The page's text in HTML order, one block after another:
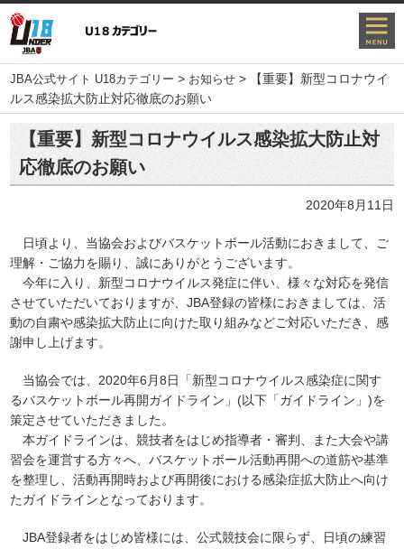
JBA公式サイト U18カテゴリー > お知らせ >
【重要】新型コロナウイ
ルス感染拡大防止対応徹底のお願い
【重要】新型コロナウイルス感染拡大防止対
応徹底のお願い
2020年8月11日
日頃より、当協会およびバスケットボール活動におきまして、ご
理解・ご協力を賜り、誠にありがとうございます。
今年に入り、新型コロナウイルス発症に伴い、様々な対応を発信
させていただいておりますが、JBA登録の皆様におきましては、活
動の自粛や感染拡大防止に向けた取り組みなどご対応いただき、感
謝申し上げます。
当協会では、2020年6月8日「新型コロナウイルス感染症に関す
るバスケットボール再開ガイドライン」(以下「ガイドライン」)を
策定させていただきました。
本ガイドラインは、競技者をはじめ指導者・審判、また大会や講
習会を運営する方々へ、バスケットボール活動再開への道筋や基準
を整理し、活動再開時および再開後における感染症拡大防止へ向け
たガイドラインとなっております。
JBA登録者をはじめ皆様には、公式競技会に限らず、日頃の練習